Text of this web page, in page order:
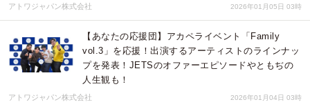
アトワジャパン株式会社 2026年01月05日 03時
【あなたの応援団】アカペライベント「Family
vol.3」を応援！出演するアーティストのラインナッ
プを発表！JETSのオファーエピソードやともぢの
人生観も！
アトワジャパン株式会社 2026年01月04日 03時